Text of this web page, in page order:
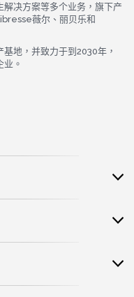
决方案等多个业务，旗下产
薇尔、丽贝乐和
地，并致力于到2030年，
。